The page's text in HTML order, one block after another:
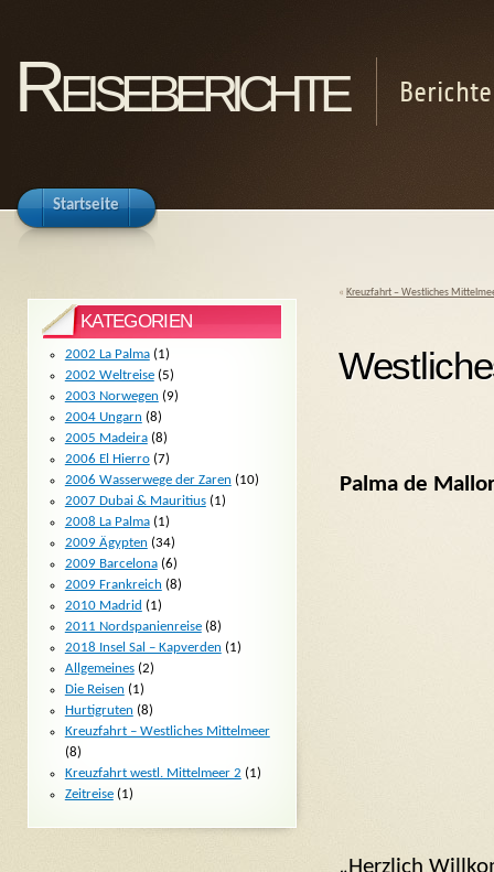
Reiseberichte
Startseite
« Kreuzfahrt – Westliches
Palma de
„Herzlich
KATEGORIEN
2002 La Palma(1)
2002 Weltreise(5)
2003 Norwegen (9)
2004 Ungarn (8)
2005 Madeira(8)
2006 El Hierro(7)
2006 Wasserwege der Zaren (10)
2007 Dubai & Mauritius(1)
2008 La Palma(1)
2009 Ägypten (34)
2009 Barcelona(6)
2009 Frankreich (8)
2010 Madrid (1)
2011 Nordspanienreise(8)
2018 Insel Sal – Kapverden (1)
Allgemeines(2)
Die Reisen (1)
Hurtigruten (8)
Kreuzfahrt – Westliches Mittelmeer
(8)
Kreuzfahrt westl. Mittelmeer 2 (1)
Zeitreise(1)